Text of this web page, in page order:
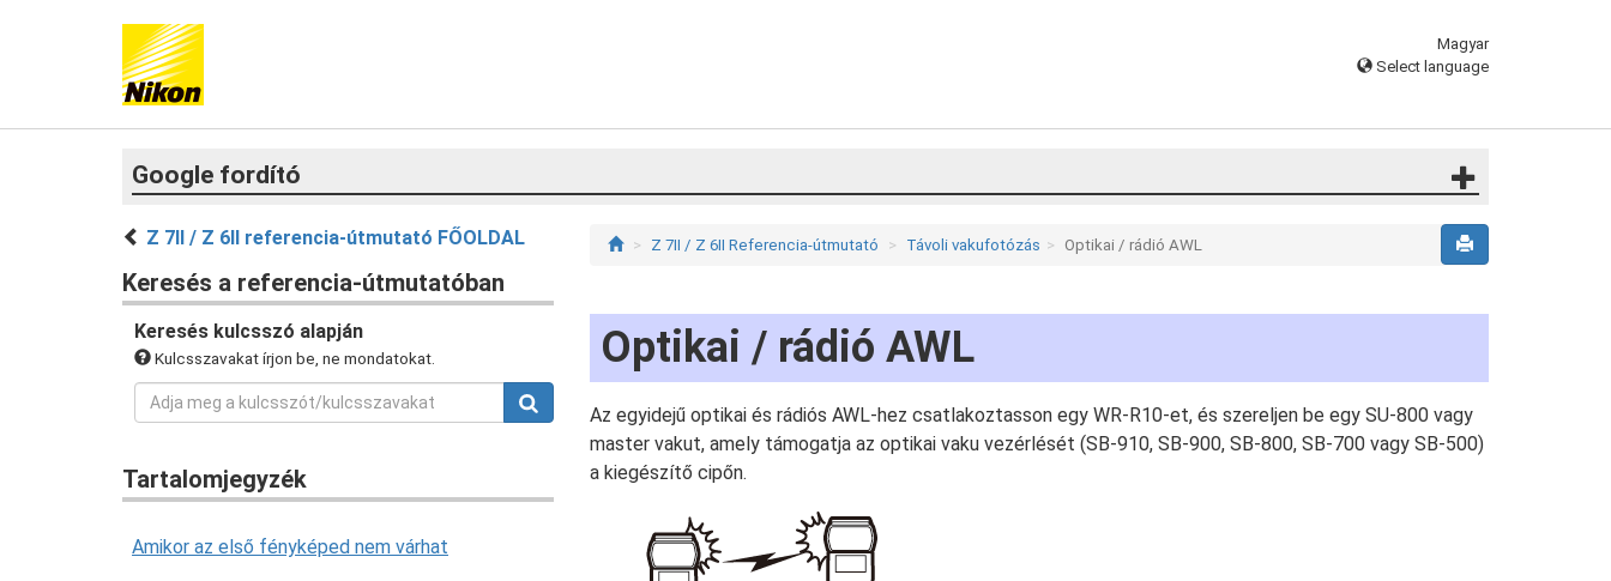
Magyar
Select language
Google fordító
Z 7II / Z 6II referencia-útmutató FŐOLDAL
Keresés a referencia-útmutatóban
Keresés kulcsszó alapján
Kulcsszavakat írjon be, ne mondatokat.
Tartalomjegyzék
Amikor az első fényképed nem várhat
Z 7II / Z 6II Referencia-útmutató Távoli vakufotózás Optikai / rádió AWL
Optikai / rádió AWL
Az egyidejű optikai és rádiós AWL-hez csatlakoztasson egy WR-R10-et, és szereljen be egy SU-800 vagy
master vakut, amely támogatja az optikai vaku vezérlését (SB-910, SB-900, SB-800, SB-700 vagy SB-500)
a kiegészítő cipőn.